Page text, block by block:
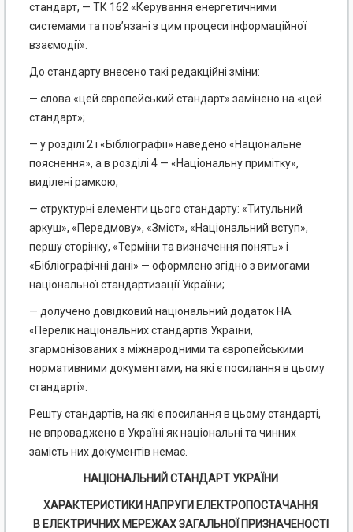
стандарт, — ТК 162 «Керування енергетичними
системами та пов’язані з цим процеси інформаційної
взаємодії».
До стандарту внесено такі редакційні зміни:
— слова «цей європейський стандарт» замінено на «цей
стандарт»;
— у розділі 2 і «Бібліографії» наведено «Національне
пояснення», а в розділі 4 — «Національну примітку»,
виділені рамкою;
— структурні елементи цього стандарту: «Титульний
аркуш», «Передмову», «Зміст», «Національний вступ»,
першу сторінку, «Терміни та визначення понять» і
«Бібліографічні дані» — оформлено згідно з вимогами
національної стандартизації України;
— долучено довідковий національний додаток НА
«Перелік національних стандартів України,
згармонізованих з міжнародними та європейськими
нормативними документами, на які є посилання в цьому
стандарті».
Решту стандартів, на які є посилання в цьому стандарті,
не впроваджено в Україні як національні та чинних
замість них документів немає.
НАЦІОНАЛЬНИЙ СТАНДАРТ УКРАЇНИ
ХАРАКТЕРИСТИКИ НАПРУГИ ЕЛЕКТРОПОСТАЧАННЯ
В ЕЛЕКТРИЧНИХ МЕРЕЖАХ ЗАГАЛЬНОЇ ПРИЗНАЧЕНОСТІ